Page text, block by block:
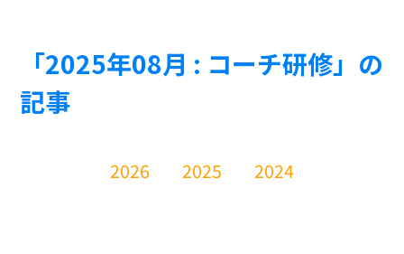
「2025年08月 : コーチ研修」の
記事
2026 2025 2024